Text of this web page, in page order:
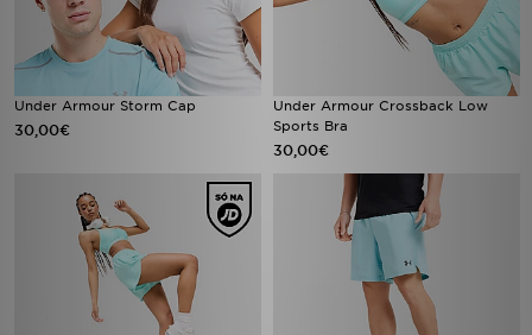
Under Armour Storm Cap
30,00€
Under Armour Crossback Low
Sports Bra
30,00€